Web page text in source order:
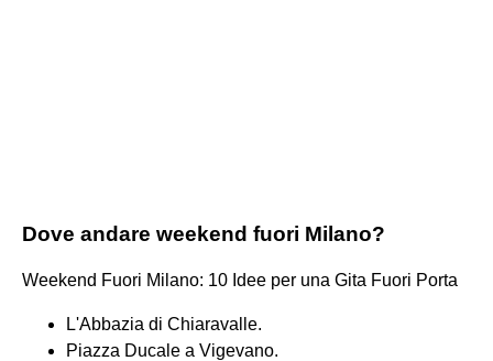
Dove andare weekend fuori Milano?
Weekend Fuori Milano: 10 Idee per una Gita Fuori Porta
L'Abbazia di Chiaravalle.
Piazza Ducale a Vigevano.